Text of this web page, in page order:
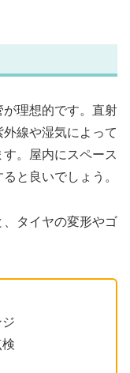
理想的です。直射
線や湿気によって
。屋内にスペース
と良いでしょう。
、タイヤの変形やゴ